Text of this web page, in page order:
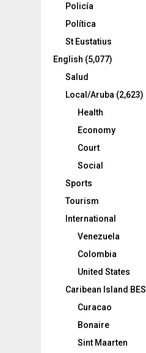
Policía
Política
St Eustatius
English (5,077)
Salud
Local/Aruba (2,623)
Health
Economy
Court
Social
Sports
Tourism
International
Venezuela
Colombia
United States
Caribean Island BES
Curacao
Bonaire
Sint Maarten